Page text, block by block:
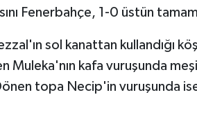
Fenerbahçe, 1-0 üstün
sol kanattan kullandığı
Muleka'nın kafa vuruşunda
topa Necip'in vuruşunda